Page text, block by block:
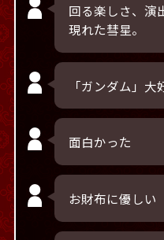
回る楽しさ、演
現れた彗星。
「ガンダム」大
面白かった
お財布に優しい